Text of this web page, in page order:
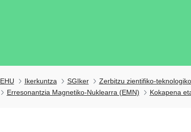
EHU Ikerkuntza SGIker Zerbitzu zientifiko-
Erresonantzia Magnetiko-Nuklearra (EMN)
Kokapena